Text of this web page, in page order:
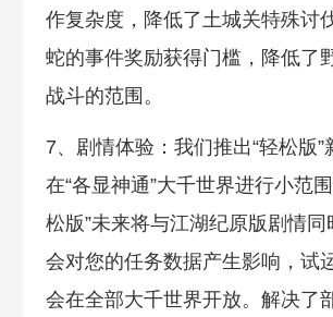
作复杂度，降低了土城关特殊讨
蛇的事件奖励获得门槛，降低了
战斗的范围。
7、剧情体验：我们推出“轻松版
在“各显神通”大千世界进行小范
松版”未来将与江湖纪原版剧情同
会对您的任务数据产生影响，试
会在全部大千世界开放。解决了